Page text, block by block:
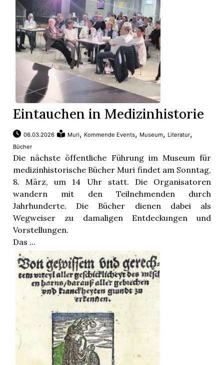
Eintauchen in Medizinhistorie
06.03.2026 Muri, Kommende Events, Museum, Literatur,
Bücher
Die nächste öffentliche Führung im Museum für
medizinhistorische Bücher Muri findet am Sonntag,
8. März, um 14 Uhr statt. Die Organisatoren
wandern mit den Teilnehmenden durch
Jahrhunderte. Die Bücher dienen dabei als
Wegweiser zu damaligen Entdeckungen und
Vorstellungen.
Das ...